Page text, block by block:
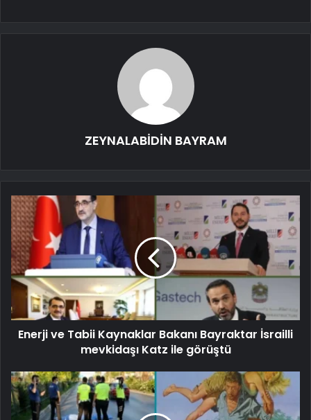
ZEYNALABİDİN BAYRAM
Enerji ve Tabii Kaynaklar Bakanı Bayraktar İsrailli
mevkidaşı Katz ile görüştü